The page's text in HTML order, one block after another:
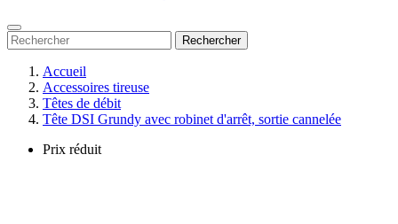
Rechercher
Accueil
Accessoires tireuse
Têtes de débit
Tête DSI Grundy avec robinet d'arrêt, sortie cannelée
Prix réduit